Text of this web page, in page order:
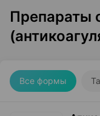
Препараты
Все формы